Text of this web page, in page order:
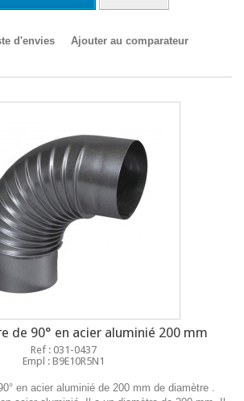
d'envies Ajouter au comparateur
de 90° en acier aluminié 200 mm
Ref : 031-0437
Empl : B9E10R5N1
en acier aluminié de 200 mm de diamètre .